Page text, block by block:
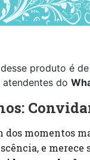
produto é
do
dos momentos
e